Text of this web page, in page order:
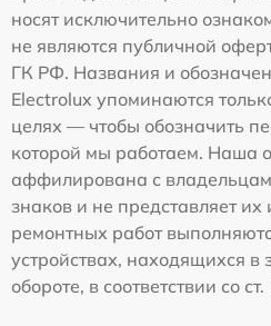
носят исключительно
не являются публичной
ГК РФ. Названия и
Electrolux упоминаются
целях — чтобы обозначить
которой мы работаем. Наша
аффилирована с
знаков и не представляет
ремонтных работ
устройствах, находящихся
обороте, в соответствии со